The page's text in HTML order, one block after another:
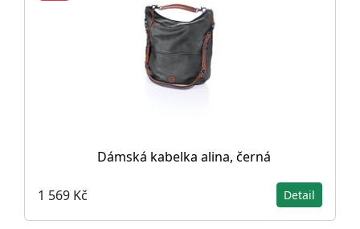
Dámská kabelka alina, černá
1 569 Kč Detail